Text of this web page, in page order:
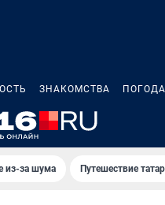
ЗНАКОМСТВА ПОГОДА
из-за шума Путешествие